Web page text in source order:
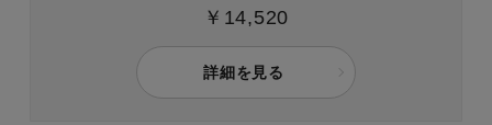
つかる。 「転倒してもお
で、安全面もしっかり配
慮。
￥14,520
詳細を見る